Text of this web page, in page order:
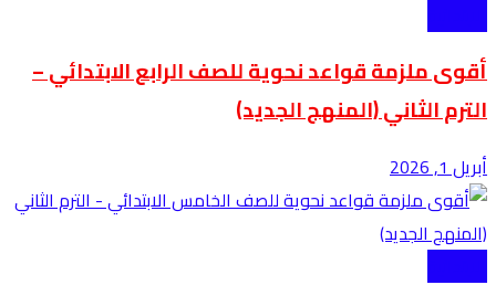
أقوى ملزمة قواعد نحوية للصف الرابع الابتدائي –
الترم الثاني (المنهج الجديد)
أبريل 1, 2026